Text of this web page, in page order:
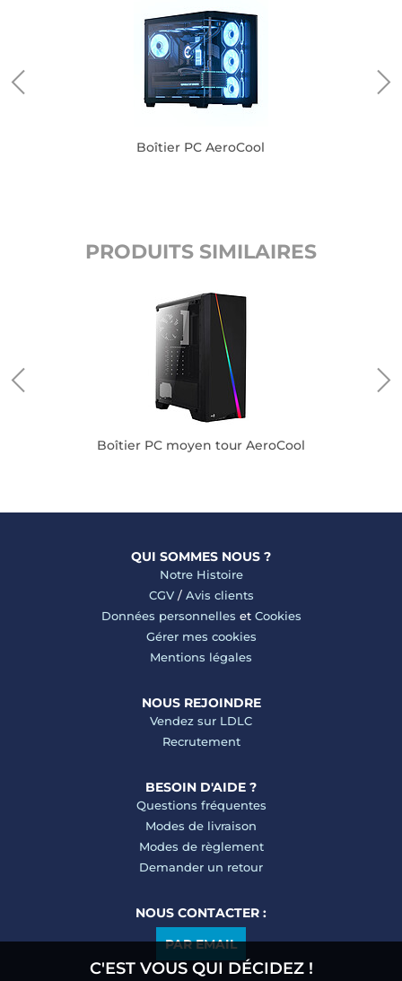
Boîtier PC AeroCool
PRODUITS SIMILAIRES
Boîtier PC moyen tour AeroCool
QUI SOMMES NOUS ?
Notre Histoire
CGV/ Avis clients
Données personnelles et Cookies
Gérer mes cookies
Mentions légales
NOUS REJOINDRE
Vendez sur LDLC
Recrutement
BESOIN D'AIDE ?
Questions fréquentes
Modes de livraison
Modes de règlement
Demander un retour
NOUS CONTACTER :
PAR EMAIL
C'EST VOUS QUI DÉCIDEZ !